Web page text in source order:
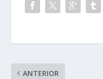
ANTERIOR